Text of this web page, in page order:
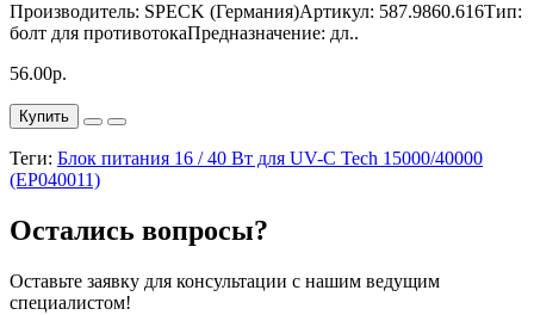
Производитель: SPECK (Германия)Артикул: 587.9860.616Тип:
болт для противотокаПредназначение: дл..
56.00р.
Купить
Теги: Блок питания 16 / 40 Вт для UV-C Tech 15000/40000
(EP040011)
Остались вопросы?
Оставьте заявку для консультации с нашим ведущим
специалистом!